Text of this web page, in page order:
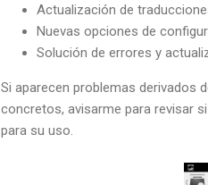
Actualización de
Nuevas opciones de
Solución de errores y
Si aparecen problemas derivados
concretos, avisarme para revisar
para su uso.